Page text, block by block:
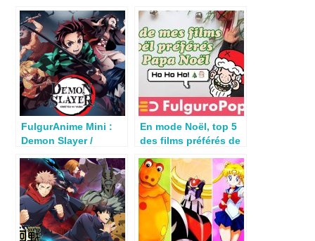
FulgurAnime Mini :
Demon Slayer /
En mode Noël, top 5
des films préférés de